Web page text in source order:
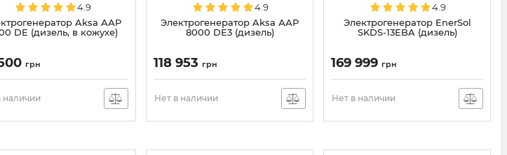
4.9
Aksa ААР
DE (дизель, в кожухе)
грн
наличии
4.9
Электрогенератор Aksa ААР
8000 DЕ3 (дизель)
118 953 грн
Нет в наличии
4.9
Электрогенератор EnerSol
SKDS-13EBA (дизель)
169 999 грн
Нет в наличии